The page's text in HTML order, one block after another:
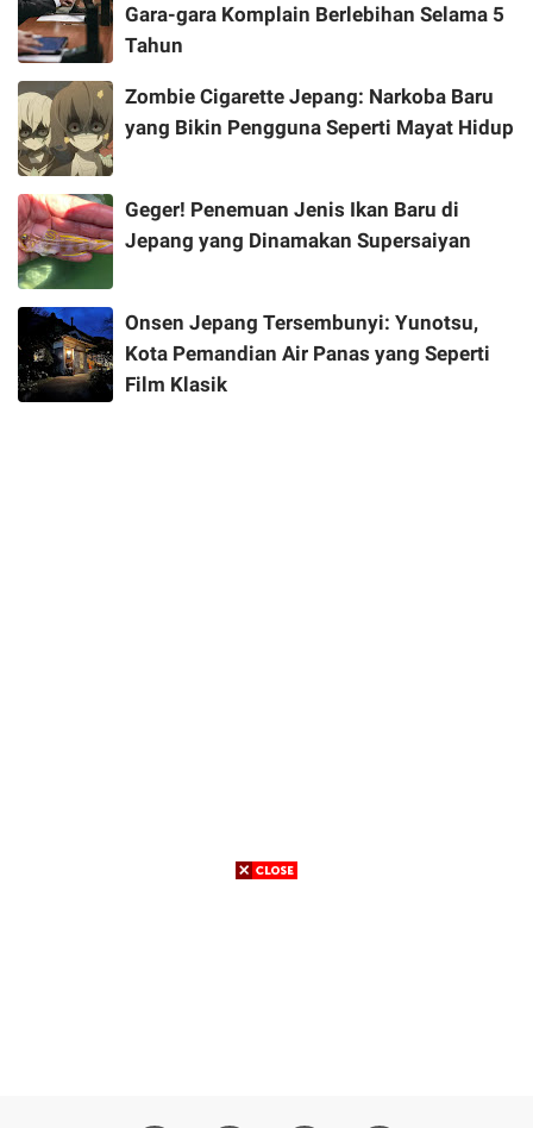
Gara-gara Komplain Berlebihan Selama 5
Tahun
Zombie Cigarette Jepang: Narkoba Baru
yang Bikin Pengguna Seperti Mayat Hidup
Geger! Penemuan Jenis Ikan Baru di
Jepang yang Dinamakan Supersaiyan
Onsen Jepang Tersembunyi: Yunotsu,
Kota Pemandian Air Panas yang Seperti
Film Klasik